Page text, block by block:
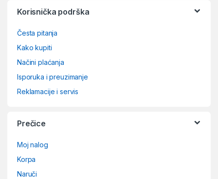
Korisnička podrška
Česta pitanja
Kako kupiti
Načini plaćanja
Isporuka i preuzimanje
Reklamacije i servis
Prečice
Moj nalog
Korpa
Naruči